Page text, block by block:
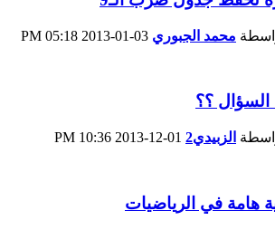
محمد الجبوري
05:18 PM
؟؟
الزبيدي2
10:36 PM
هامة في الرياضيات